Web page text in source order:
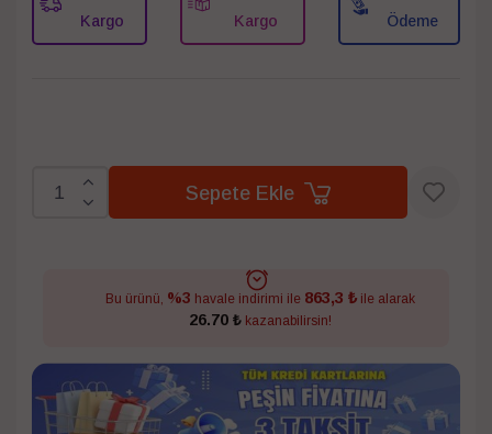
Kargo
Kargo
Ödeme
Sepete Ekle
Bu ürünü, %3 havale indirimi ile 863,3 ₺ile alarak
26.70 ₺kazanabilirsin!